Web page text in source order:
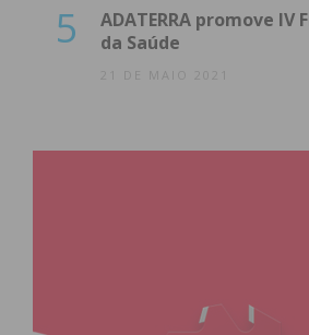
5
ADATERRA promove IV
da Saúde
21 DE MAIO 2021